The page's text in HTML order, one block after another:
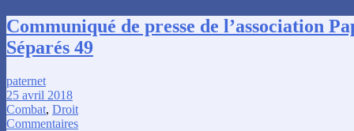
Communiqué de presse de l’association
Séparés 49
paternet
25 avril 2018
Combat, Droit
Commentaires